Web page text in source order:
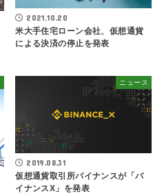
2021.10.20
米大手住宅ローン会社、仮想通貨
による決済の停止を発表
ニュース
2019.08.31
仮想通貨取引所バイナンスが「バ
イナンスX」を発表